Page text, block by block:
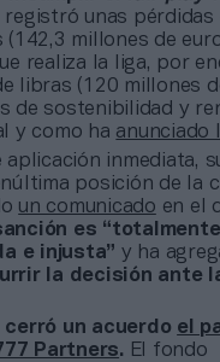
unas pérdidas
millones de
realiza la liga, por
libras (120 millones
de sostenibilidad y
y como ha anunciado
aplicación inmediata,
posición de la
un comunicado en el
es “totalmente
e injusta” y ha
la decisión ante
cerró un acuerdo el
Partners. El fondo